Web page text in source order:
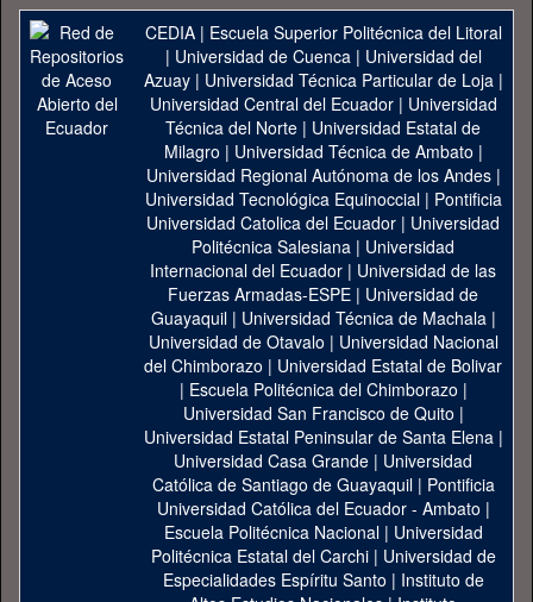
CEDIA| Escuela Superior Politécnica del Litoral
| Universidad de Cuenca| Universidad del
Azuay| Universidad Técnica Particular de Loja|
Universidad Central del Ecuador| Universidad
Técnica del Norte | Universidad Estatal de
Milagro | Universidad Técnica de Ambato |
Universidad Regional Autónoma de los Andes|
Universidad Tecnológica Equinoccial| Pontificia
Universidad Catolica del Ecuador | Universidad
Politécnica Salesiana | Universidad
Internacional del Ecuador | Universidad de las
Fuerzas Armadas-ESPE | Universidad de
Guayaquil| Universidad Técnica de Machala|
Universidad de Otavalo | Universidad Nacional
del Chimborazo | Universidad Estatal de Bolivar
| Escuela Politécnica del Chimborazo |
Universidad San Francisco de Quito |
Universidad Estatal Peninsular de Santa Elena|
Universidad Casa Grande | Universidad
Católica de Santiago de Guayaquil| Pontificia
Universidad Católica del Ecuador - Ambato |
Escuela Politécnica Nacional| Universidad
Politécnica Estatal del Carchi| Universidad de
Especialidades Espíritu Santo | Instituto de